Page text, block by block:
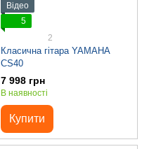
Відео
5
2
Класична гітара YAMAHA
CS40
7 998 грн
В наявності
Купити